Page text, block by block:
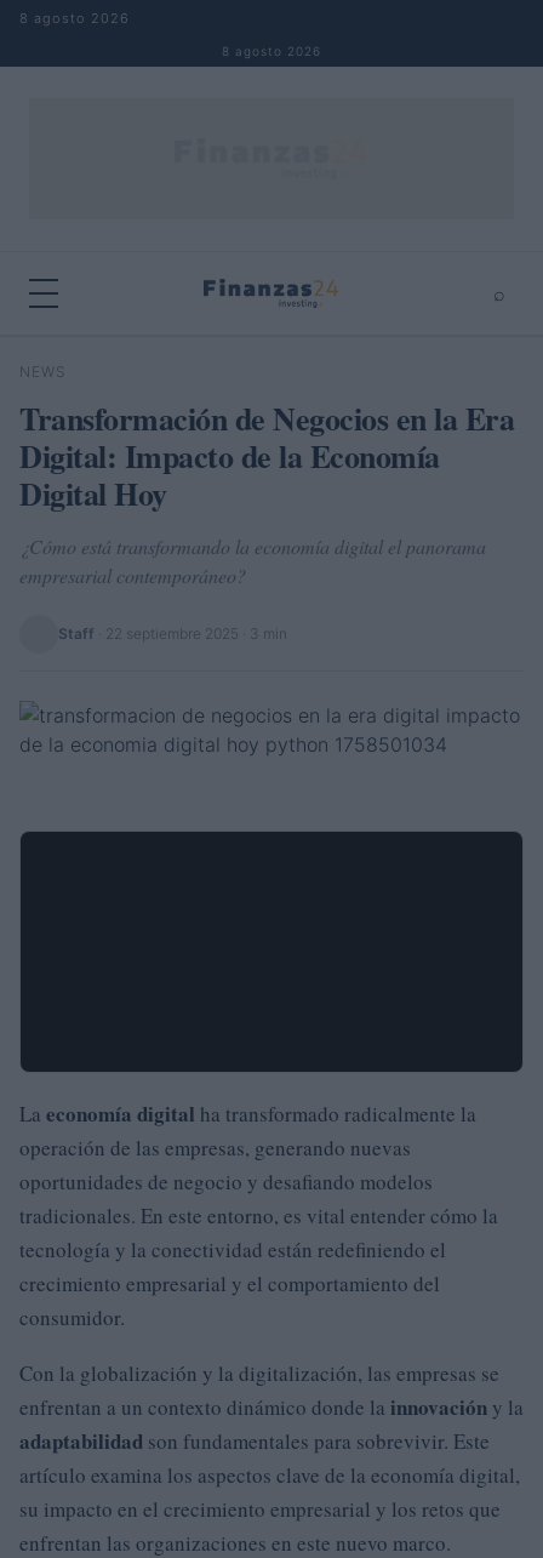
Saltar al contenido
8 agosto 2026
8 agosto 2026
⌕
Buscar
NEWS
Transformación de Negocios en la Era
Digital: Impacto de la Economía
Digital Hoy
¿Cómo está transformando la economía digital el panorama
empresarial contemporáneo?
Staff 22 septiembre 2025 · 3 min
La economía digital ha transformado radicalmente la
operación de las empresas, generando nuevas
oportunidades de negocio y desafiando modelos
tradicionales. En este entorno, es vital entender cómo la
tecnología y la conectividad están redefiniendo el
crecimiento empresarial y el comportamiento del
consumidor.
Con la globalización y la digitalización, las empresas se
enfrentan a un contexto dinámico donde la innovación y la
adaptabilidad son fundamentales para sobrevivir. Este
artículo examina los aspectos clave de la economía digital,
su impacto en el crecimiento empresarial y los retos que
enfrentan las organizaciones en este nuevo marco.